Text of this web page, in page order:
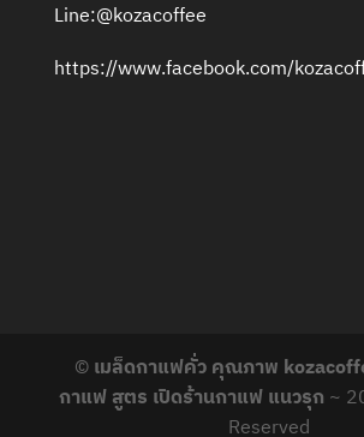
Line:@kozacoffee
https://www.facebook.com/
© เมล็ดกาแฟคั่ว คุณภาพ
กาแฟ สูตร เปิดร้านกาแฟ แนวรุก ~
Reserved